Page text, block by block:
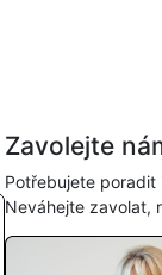
Zavolejte
Potřebujete poradit
Neváhejte zavolat,